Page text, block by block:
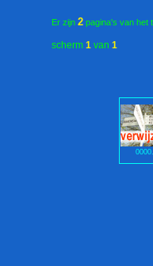
Er zijn 2 pagina's van het
scherm 1 van 1